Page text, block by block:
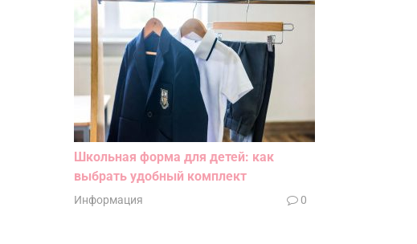
Школьная форма для детей: как
выбрать удобный комплект
Информация 0